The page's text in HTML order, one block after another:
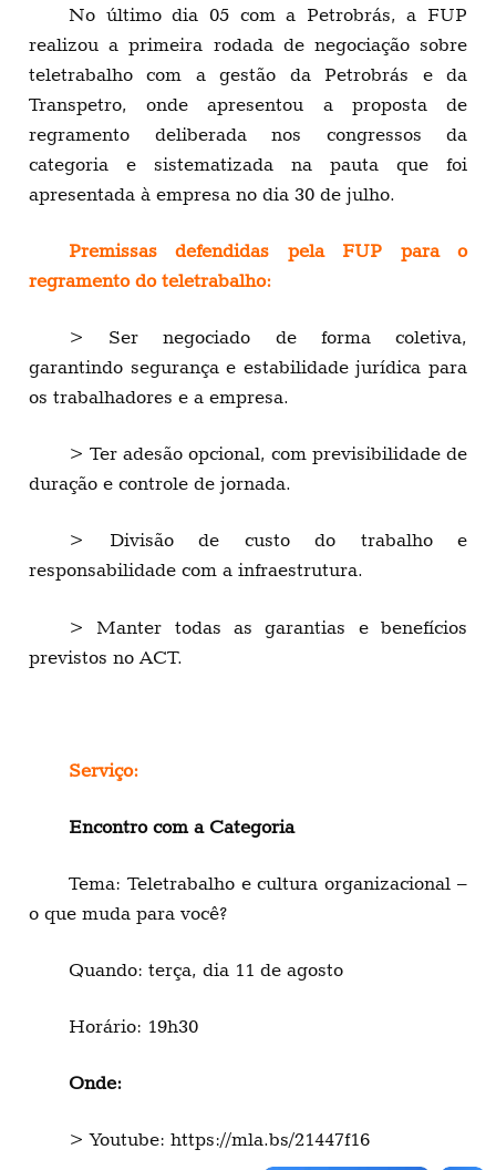
No último dia 05 com a Petrobrás, a FUP
realizou a primeira rodada de negociação sobre
teletrabalho com a gestão da Petrobrás e da
Transpetro, onde apresentou a proposta de
regramento deliberada nos congressos da
categoria e sistematizada na pauta que foi
apresentada à empresa no dia 30 de julho.
Premissas defendidas pela FUP para o
regramento do teletrabalho:
> Ser negociado de forma coletiva,
garantindo segurança e estabilidade jurídica para
os trabalhadores e a empresa.
> Ter adesão opcional, com previsibilidade de
duração e controle de jornada.
> Divisão de custo do trabalho e
responsabilidade com a infraestrutura.
> Manter todas as garantias e benefícios
previstos no ACT.
Serviço:
Encontro com a Categoria
Tema: Teletrabalho e cultura organizacional –
o que muda para você?
Quando: terça, dia 11 de agosto
Horário: 19h30
Onde:
> Youtube: https://mla.bs/21447f16